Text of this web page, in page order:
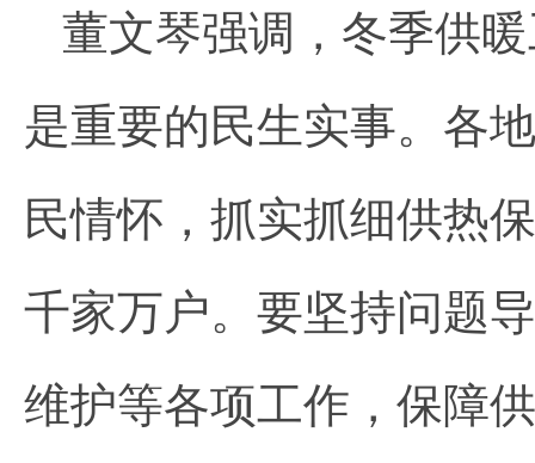
董文琴强调，冬季供
是重要的民生实事。各
民情怀，抓实抓细供热
千家万户。要坚持问题
维护等各项工作，保障